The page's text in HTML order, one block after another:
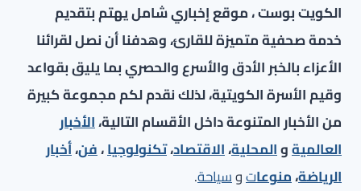
الكويت بوست ، موقع إخباري شامل يهتم بتقديم
خدمة صحفية متميزة للقارئ، وهدفنا أن نصل لقرائنا
الأعزاء بالخبر الأدق والأسرع والحصري بما يليق بقواعد
وقيم الأسرة الكويتية، لذلك نقدم لكم مجموعة كبيرة
من الأخبار المتنوعة داخل الأقسام التالية،الأخبار
العالميةوالمحلية،الاقتصاد،تكنولوجيا،فن،أخبار
الرياضة،منوعاتوسياحة.